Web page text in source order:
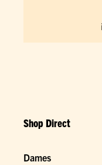
Shop Direct
Dames